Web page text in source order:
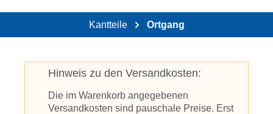
Kantteile Ortgang
Hinweis zu den Versandkosten:
Die im Warenkorb angegebenen
Versandkosten sind pauschale Preise. Erst